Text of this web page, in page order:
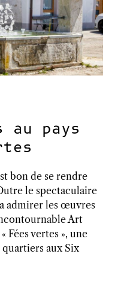
pays
bon de se rendre
le spectaculaire
admirer les œuvres
Art
Fées vertes », une
aux Six